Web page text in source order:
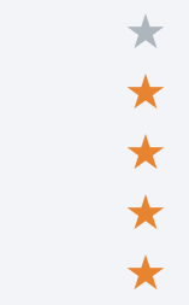
★
★
★
★
★